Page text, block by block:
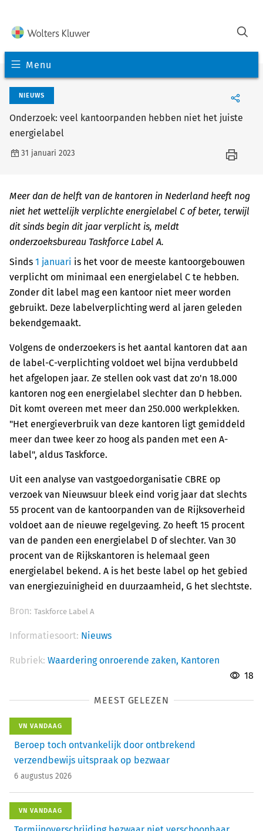
Menu
NIEUWS
Onderzoek: veel kantoorpanden hebben niet het juiste
energielabel
31 januari 2023
Meer dan de helft van de kantoren in Nederland heeft nog
niet het wettelijk verplichte energielabel C of beter, terwijl
dit sinds begin dit jaar verplicht is, meldt
onderzoeksbureau Taskforce Label A.
Sinds 1 januari is het voor de meeste kantoorgebouwen
verplicht om minimaal een energielabel C te hebben.
Zonder dit label mag een kantoor niet meer worden
gebruikt. Deze labelverplichting werd al jaren geleden
bekendgemaakt.
Volgens de onderzoekers is het aantal kantoren dat aan
de label-C-verplichting voldoet wel bijna verdubbeld
het afgelopen jaar. Ze stellen ook vast dat zo'n 18.000
kantoren nog een energielabel slechter dan D hebben.
Dit komt overeen met meer dan 250.000 werkplekken.
"Het energieverbruik van deze kantoren ligt gemiddeld
meer dan twee keer zo hoog als panden met een A-
label", aldus Taskforce.
Uit een analyse van vastgoedorganisatie CBRE op
verzoek van Nieuwsuur bleek eind vorig jaar dat slechts
55 procent van de kantoorpanden van de Rijksoverheid
voldoet aan de nieuwe regelgeving. Zo heeft 15 procent
van de panden een energielabel D of slechter. Van 30
procent van de Rijkskantoren is helemaal geen
energielabel bekend. A is het beste label op het gebied
van energiezuinigheid en duurzaamheid, G het slechtste.
Bron: Taskforce Label A
Informatiesoort: Nieuws
Rubriek: Waardering onroerende zaken, Kantoren
18
MEEST GELEZEN
VN VANDAAG
Beroep toch ontvankelijk door ontbrekend
verzendbewijs uitspraak op bezwaar
6 augustus 2026
VN VANDAAG